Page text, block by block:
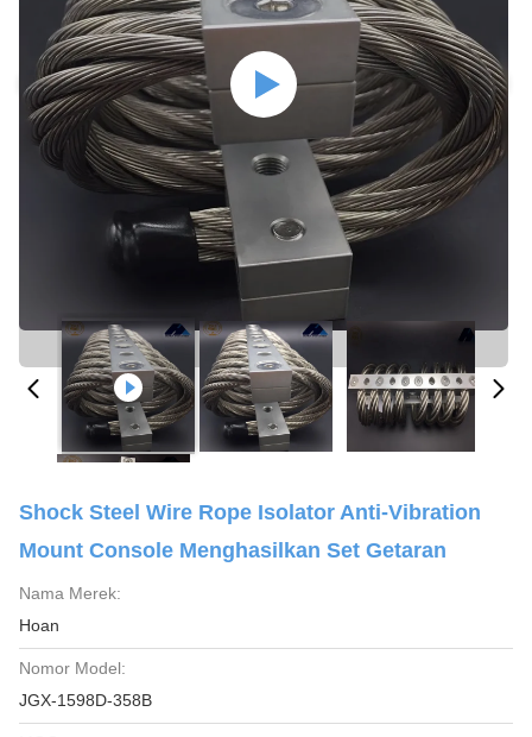
Shock Steel Wire Rope Isolator Anti-Vibration
Mount Console Menghasilkan Set Getaran
Nama Merek:
Hoan
Nomor Model:
JGX-1598D-358B